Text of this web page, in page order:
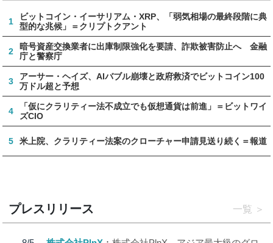
1
ビットコイン・イーサリアム・XRP、「弱気相場の最終段階に典
型的な兆候」＝クリプトクアント
2
暗号資産交換業者に出庫制限強化を要請、詐欺被害防止へ 金融
庁と警察庁
3
アーサー・ヘイズ、AIバブル崩壊と政府救済でビットコイン100
万ドル超と予想
4
「仮にクラリティー法不成立でも仮想通貨は前進」＝ビットワイ
ズCIO
5 米上院、クラリティー法案のクローチャー申請見送り続く＝報道
プレスリリース 一覧